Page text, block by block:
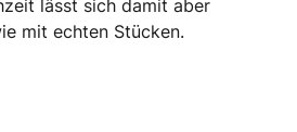
lässt sich damit aber
mit echten Stücken.